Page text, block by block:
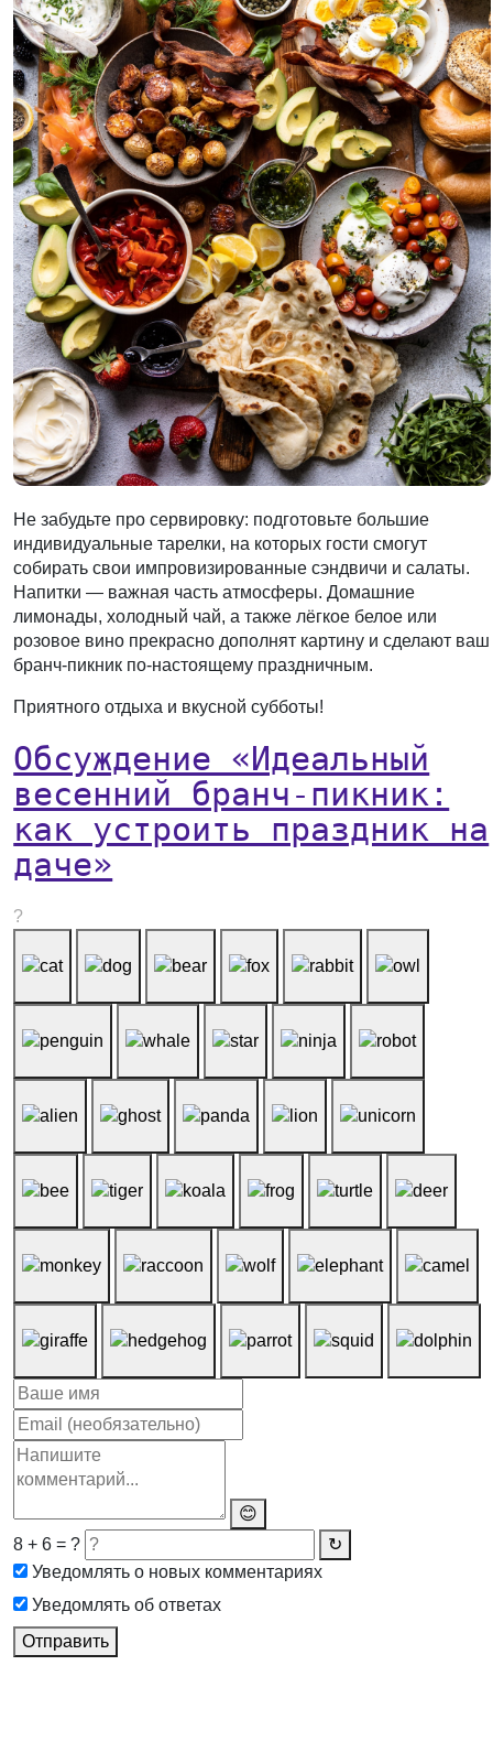
Не забудьте про сервировку: подготовьте большие
индивидуальные тарелки, на которых гости смогут
собирать свои импровизированные сэндвичи и салаты.
Напитки — важная часть атмосферы. Домашние
лимонады, холодный чай, а также лёгкое белое или
розовое вино прекрасно дополнят картину и сделают ваш
бранч-пикник по-настоящему праздничным.
Приятного отдыха и вкусной субботы!
Обсуждение «Идеальный
весенний бранч-пикник:
как устроить праздник на
даче»
?
😊
8 + 6 = ?
↻
Уведомлять о новых комментариях
Уведомлять об ответах
Отправить